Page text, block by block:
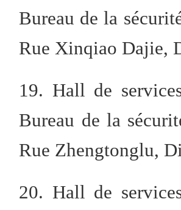
Bureau de la
Rue Xinqiao Dajie,
19. Hall de
Bureau de la
Rue Zhengtonglu,
20. Hall de